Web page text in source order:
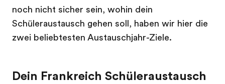
noch nicht sicher sein, wohin dein
Schüleraustausch gehen soll, haben wir hier die
zwei beliebtesten Austauschjahr-Ziele.
Dein Frankreich Schüleraustausch